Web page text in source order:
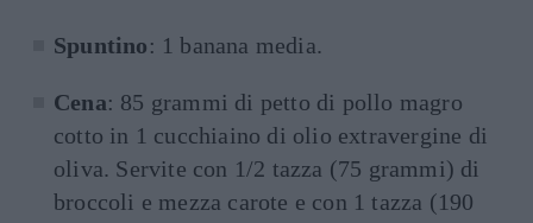
Spuntino: 1 banana media.
Cena: 85 grammi di petto di pollo magro
cotto in 1 cucchiaino di olio extravergine di
oliva. Servite con 1/2 tazza (75 grammi) di
broccoli e mezza carote e con 1 tazza (190